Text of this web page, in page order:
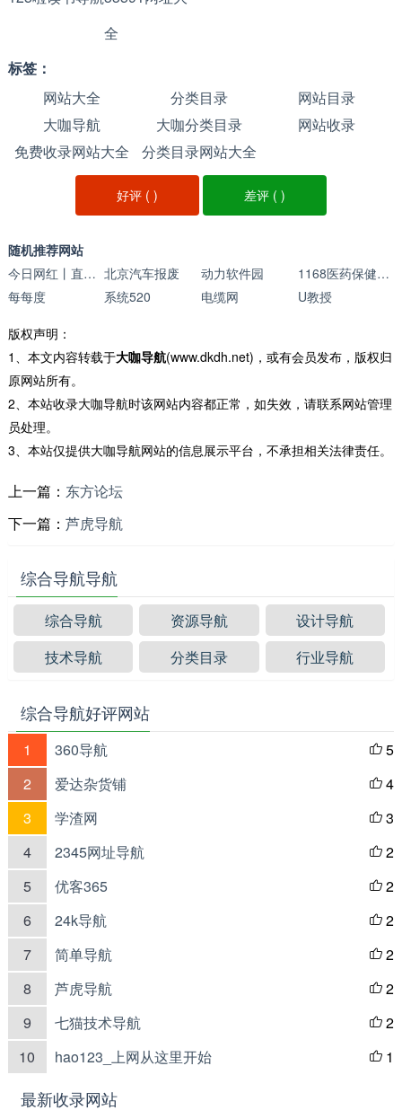
全
标签：
网站大全
分类目录
网站目录
大咖导航
大咖分类目录
网站收录
免费收录网站大全
分类目录网站大全
好评 () 差评 ( )
随机推荐网站
今日网红丨直播资源服务平台 北京汽车报废 动力软件园
1168医药保健品招商网
每每度
系统520 电缆网 U教授
版权声明：
1、本文内容转载于大咖导航(www.dkdh.net)，或有会员发布，版权归
原网站所有。
2、本站收录大咖导航时该网站内容都正常，如失效，请联系网站管理
员处理。
3、本站仅提供大咖导航网站的信息展示平台，不承担相关法律责任。
上一篇： 东方论坛
下一篇： 芦虎导航
综合导航导航
综合导航 资源导航
设计导航
技术导航
分类目录 行业导航
综合导航好评网站
1 360导航  5
2
爱达杂货铺  4
3
学渣网  3
4
2345网址导航  2
5
优客365  2
6
24k导航  2
7
简单导航  2
8
芦虎导航  2
9
七猫技术导航  2
10
hao123_上网从这里开始  1
最新收录网站